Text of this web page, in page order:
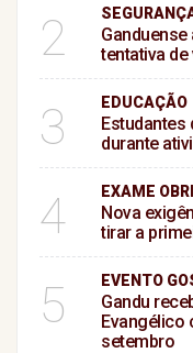
2
tentativa de
3 EDUCAÇÃO
Estudantes
durante
4 EXAME
Nova
tirar a
5 EVENTO
Gandu
Evangélico
setembro